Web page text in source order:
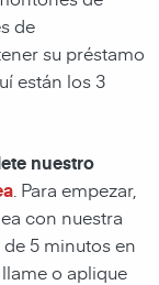
de
su préstamo
están los 3
nuestro
. Para empezar,
con nuestra
5 minutos en
o aplique